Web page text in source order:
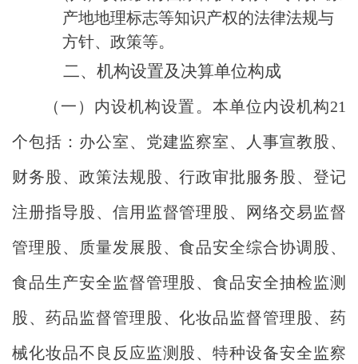
产地地理标志等知识产权的法律法规与
方针、政策等。
二、机构设置及决算单位构成
（一）内设机构设置。本单位内设机构21
个包括：办公室、党建监察室、人事宣教股、
财务股、政策法规股、行政审批服务股、登记
注册指导股、信用监督管理股、网络交易监督
管理股、质量发展股、食品安全综合协调股、
食品生产安全监督管理股、食品安全抽检监测
股、药品监督管理股、化妆品监督管理股、药
械化妆品不良反应监测股、特种设备安全监察